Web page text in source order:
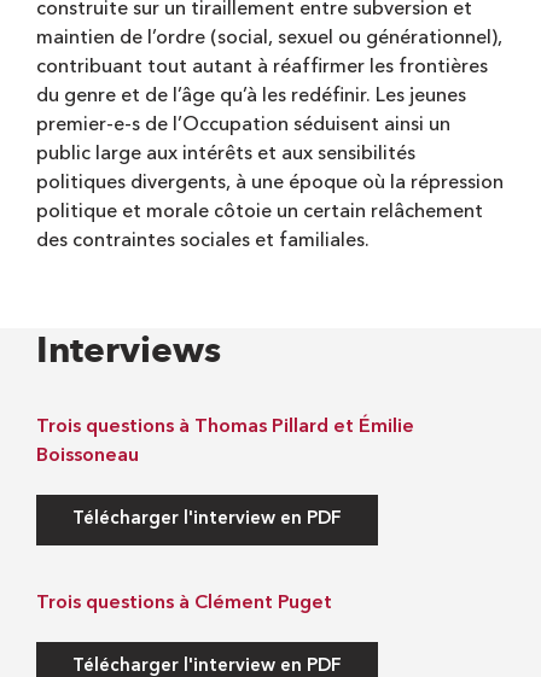
construite sur un tiraillement entre subversion et
maintien de l’ordre (social, sexuel ou générationnel),
contribuant tout autant à réaffirmer les frontières
du genre et de l’âge qu’à les redéfinir. Les jeunes
premier-e-s de l’Occupation séduisent ainsi un
public large aux intérêts et aux sensibilités
politiques divergents, à une époque où la répression
politique et morale côtoie un certain relâchement
des contraintes sociales et familiales.
Interviews
Trois questions à Thomas Pillard et Émilie
Boissoneau
Télécharger l'interview en PDF
Trois questions à Clément Puget
Télécharger l'interview en PDF